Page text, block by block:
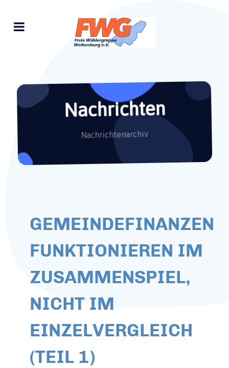
Nachrichten
Nachrichtenarchiv
GEMEINDEFINANZEN
FUNKTIONIEREN IM
ZUSAMMENSPIEL,
NICHT IM
EINZELVERGLEICH
(TEIL 1)